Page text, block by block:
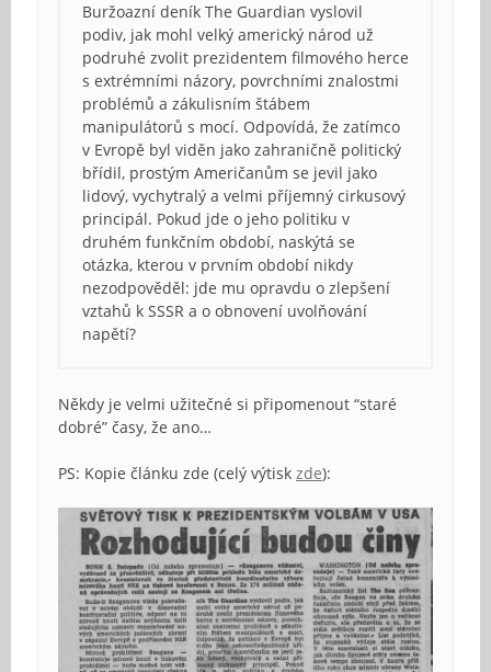
Buržoazní deník The Guardian vyslovil
podiv, jak mohl velký americký národ už
podruhé zvolit prezidentem filmového herce
s extrémními názory, povrchními znalostmi
problémů a zákulisním štábem
manipulátorů s mocí. Odpovídá, že zatímco
v Evropě byl viděn jako zahraničně politický
břídil, prostým Američanům se jevil jako
lidový, vychytralý a velmi příjemný cirkusový
principál. Pokud jde o jeho politiku v
druhém funkčním období, naskýtá se
otázka, kterou v prvním období nikdy
nezodpověděl: jde mu opravdu o zlepšení
vztahů k SSSR a o obnovení uvolňování
napětí?
Někdy je velmi užitečné si připomenout “staré
dobré” časy, že ano…
PS: Kopie článku zde (celý výtisk zde):